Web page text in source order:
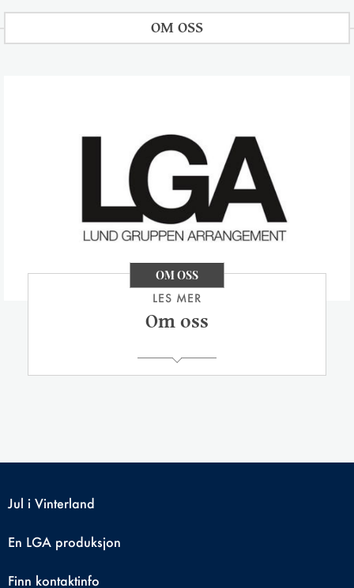
OM OSS
OM OSS
LES MER
Om oss
Jul i Vinterland
En LGA produksjon
Finn kontaktinfo